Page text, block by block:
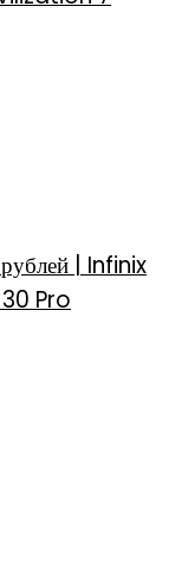
| Infinix
Pro